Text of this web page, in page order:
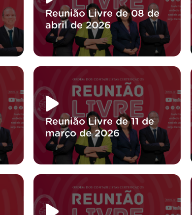
Reunião Livre de 08 de
abril de 2026
Reunião Livre de 11 de
março de 2026